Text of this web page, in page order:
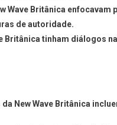
Wave Britânica
de autoridade.
Britânica tinham diálogos
New Wave Britânica